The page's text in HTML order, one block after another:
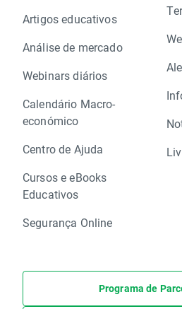
Artigos educativos
Análise de mercado
Webinars diários
Calendário Macro-
económico
Centro de Ajuda
Cursos e eBooks
Educativos
Segurança Online
Programa de